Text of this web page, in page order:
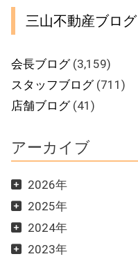
三山不動産ブログ
会長ブログ(3,159)
スタッフブログ(711)
店舗ブログ(41)
アーカイブ
2026年
2025年
2024年
2023年